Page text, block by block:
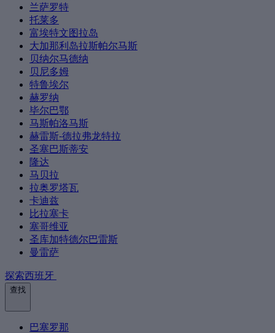
兰萨罗特
托莱多
富埃特文图拉岛
大加那利岛拉斯帕尔马斯
贝纳尔马德纳
贝尼多姆
特鲁埃尔
赫罗纳
毕尔巴鄂
马斯帕洛马斯
赫雷斯-德拉弗龙特拉
圣塞巴斯蒂安
隆达
马贝拉
拉奥罗塔瓦
卡迪兹
比拉塞卡
塞哥维亚
圣库加特德尔巴雷斯
曼雷萨
探索西班牙
查找
巴塞罗那